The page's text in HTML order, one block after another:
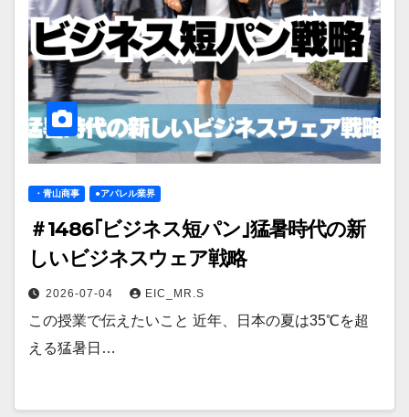
・青山商事 ●アパレル業界
＃1486｢ビジネス短パン｣猛暑時代の新
しいビジネスウェア戦略
2026-07-04 EIC_MR.S
この授業で伝えたいこと 近年、日本の夏は35℃を超
える猛暑日…